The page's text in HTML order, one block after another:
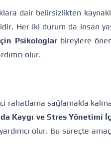
dair belirsizlikten
Her iki durum da insan
Psikologlarbireylere
olur.
rahatlama sağlamakla
Kaygı ve Stres Yönetimi
yardımcı olur. Bu süreçte